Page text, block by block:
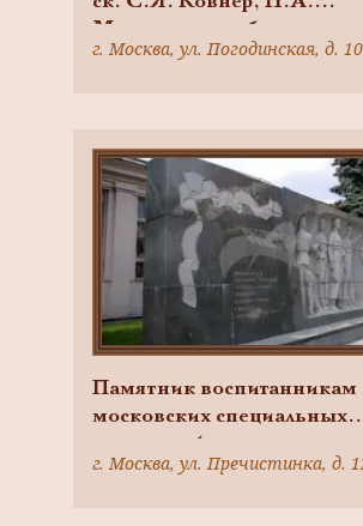
Максимченко, бронза,
г. Москва, ул. Погодинская, д. 10
Памятник воспитанникам
московских специальных
артиллерийских школ,
мужество и героизм в
г. Москва, ул. Пречистинка, д.